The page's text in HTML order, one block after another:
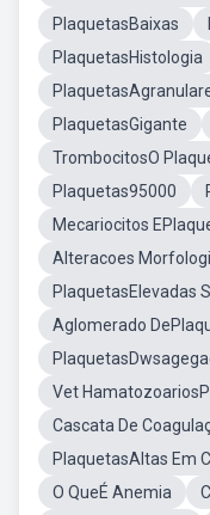
PlaquetasBaixas
PlaquetasHistologia
PlaquetasGigante
TrombocitosO
Plaquetas95000
Mecariocitos
Alteracoes
PlaquetasElevadas
Aglomerado
Vet
Cascata De
PlaquetasAltas Em
O QueÉ Anemia